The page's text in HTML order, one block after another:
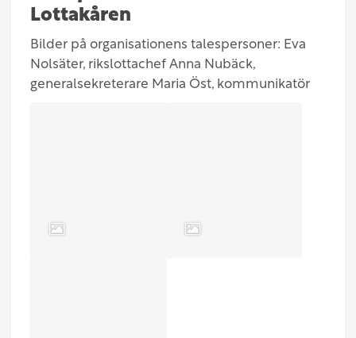
Lottakåren
Bilder på organisationens talespersoner: Eva
Nolsäter, rikslottachef Anna Nubäck,
generalsekreterare Maria Öst, kommunikatör